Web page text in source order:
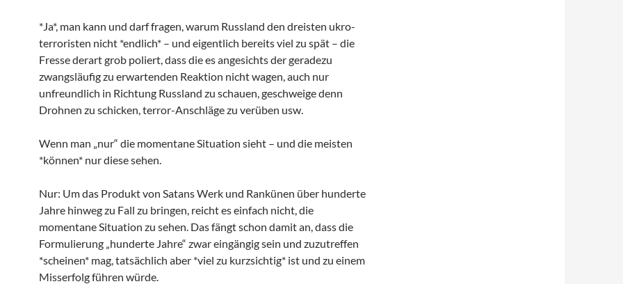
*Ja*, man kann und darf fragen, warum Russland den dreisten ukro-
terroristen nicht *endlich* – und eigentlich bereits viel zu spät – die
Fresse derart grob poliert, dass die es angesichts der geradezu
zwangsläufig zu erwartenden Reaktion nicht wagen, auch nur
unfreundlich in Richtung Russland zu schauen, geschweige denn
Drohnen zu schicken, terror-Anschläge zu verüben usw.
Wenn man „nur“ die momentane Situation sieht – und die meisten
*können* nur diese sehen.
Nur: Um das Produkt von Satans Werk und Rankünen über hunderte
Jahre hinweg zu Fall zu bringen, reicht es einfach nicht, die
momentane Situation zu sehen. Das fängt schon damit an, dass die
Formulierung „hunderte Jahre“ zwar eingängig sein und zuzutreffen
*scheinen* mag, tatsächlich aber *viel zu kurzsichtig* ist und zu einem
Misserfolg führen würde.